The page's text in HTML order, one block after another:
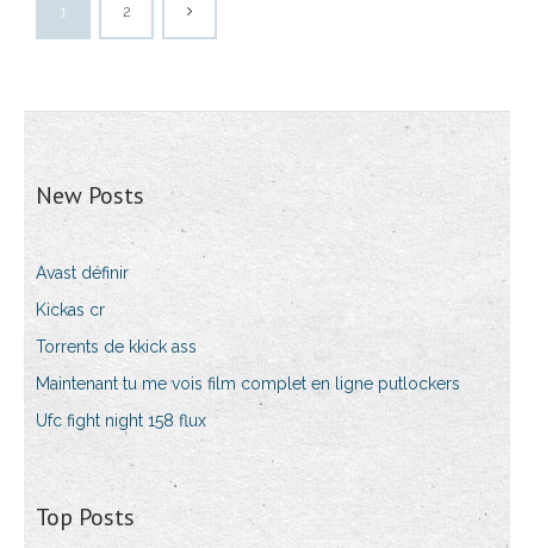
1 2
New Posts
Avast définir
Kickas cr
Torrents de kkick ass
Maintenant tu me vois film complet en ligne putlockers
Ufc fight night 158 ​​flux
Top Posts